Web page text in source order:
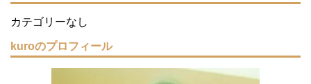
カテゴリーなし
kuroのプロフィール